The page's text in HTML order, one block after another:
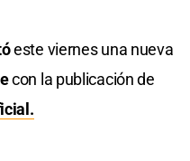
este viernes una nueva
con la publicación de